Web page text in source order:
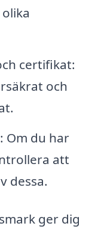
certifikat:
och
Om du har
att
dessa.
ger dig